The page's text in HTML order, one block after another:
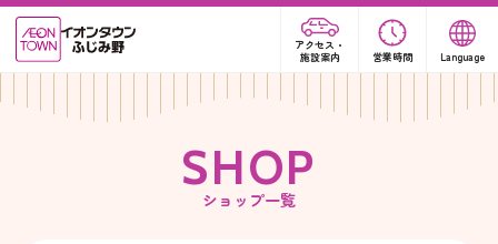
アクセス・
施設案内
営業時間 Language
SHOP
ショップ一覧